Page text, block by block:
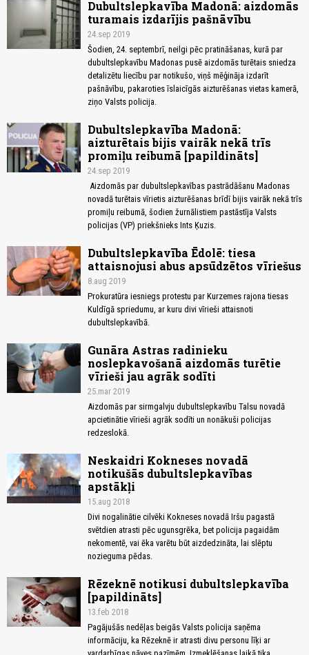
Dubultslepkavība Madonā: aizdomās
turamais izdarījis pašnāvību
24.sep 2019
Šodien, 24. septembrī, neilgi pēc pratināšanas, kurā par
dubultslepkavību Madonas pusē aizdomās turētais sniedza
detalizētu liecību par notikušo, viņš mēģināja izdarīt
pašnāvību, pakaroties īslaicīgās aizturēšanas vietas kamerā,
ziņo Valsts policija.
Dubultslepkavība Madonā:
aizturētais bijis vairāk nekā trīs
promiļu reibumā [papildināts]
24.sep 2019
Aizdomās par dubultslepkavības pastrādāšanu Madonas
novadā turētais vīrietis aizturēšanas brīdī bijis vairāk nekā trīs
promiļu reibumā, šodien žurnālistiem pastāstīja Valsts
policijas (VP) priekšnieks Ints Ķuzis.
Dubultslepkavība Ēdolē: tiesa
attaisnojusi abus apsūdzētos vīriešus
8.aug 2019
Prokuratūra iesniegs protestu par Kurzemes rajona tiesas
Kuldīgā spriedumu, ar kuru divi vīrieši attaisnoti
dubultslepkavībā.
Gunāra Astras radinieku
noslepkavošanā aizdomās turētie
vīrieši jau agrāk sodīti
25.mar 2019
Aizdomās par sirmgalvju dubultslepkavību Talsu novadā
apcietinātie vīrieši agrāk sodīti un nonākuši policijas
redzeslokā.
Neskaidri Kokneses novadā
notikušās dubultslepkavības
apstākļi
15.aug 2018
Divi nogalinātie cilvēki Kokneses novadā Iršu pagastā
svētdien atrasti pēc ugunsgrēka, bet policija pagaidām
nekomentē, vai ēka varētu būt aizdedzināta, lai slēptu
nozieguma pēdas.
Rēzeknē notikusi dubultslepkavība
[papildināts]
13.feb 2018
Pagājušās nedēļas beigās Valsts policija saņēma
informāciju, ka Rēzeknē ir atrasti divu personu līķi ar